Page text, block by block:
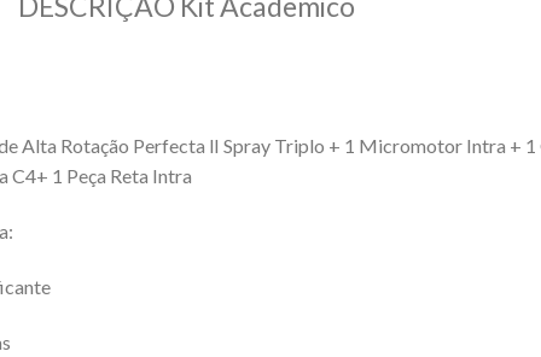
Alta Rotação Perfecta lI Spray Triplo + 1 Micromotor Intra +
C4+ 1 Peça Reta Intra